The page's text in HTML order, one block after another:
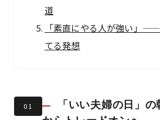
道
「素直にやる人が強い」
てる発想
01
「いい夫婦の日」